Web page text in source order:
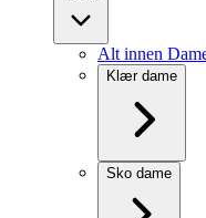
Alt innen
Klær dame
Sko dame